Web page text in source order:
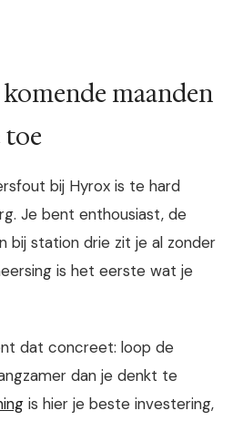
maanden
toe
bij Hyrox is te hard
Je bent enthousiast, de
bij station drie zit je al zonder
is het eerste wat je
dat concreet: loop de
dan je denkt te
is hier je beste investering,